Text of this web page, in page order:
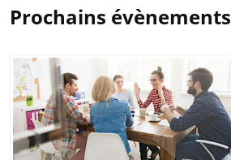
Prochains évènements